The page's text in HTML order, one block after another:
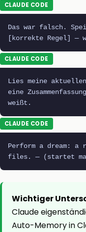
CLAUDE CODE
Das war falsch.
[korrekte Regel] —
CLAUDE CODE
Lies meine
eine
weißt.
CLAUDE CODE
Perform a dream: a
files. — (startet
Wichtiger
Claude
Auto-Memory in